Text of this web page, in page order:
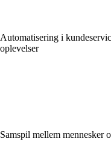
Automatisering i
oplevelser
Samspil mellem mennesker